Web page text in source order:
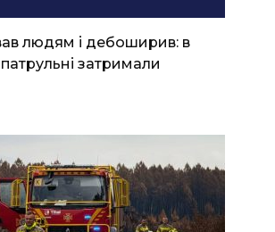
людям і дебоширив: в
затримали